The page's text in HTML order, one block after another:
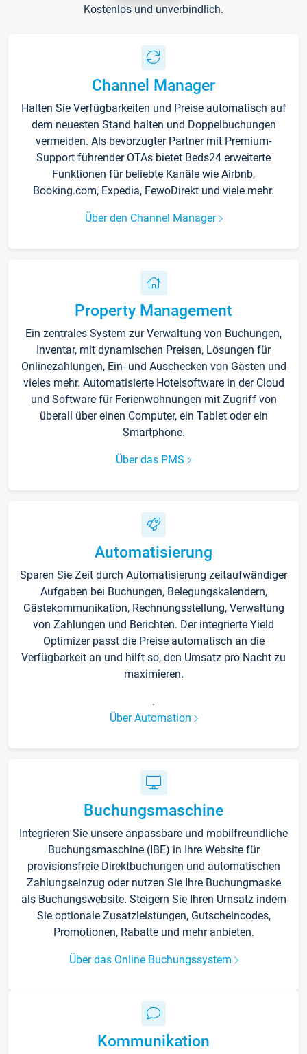
Kostenlos und unverbindlich.
Channel Manager
Halten Sie Verfügbarkeiten und Preise automatisch auf
dem neuesten Stand halten und Doppelbuchungen
vermeiden. Als bevorzugter Partner mit Premium-
Support führender OTAs bietet Beds24 erweiterte
Funktionen für beliebte Kanäle wie Airbnb,
Booking.com, Expedia, FewoDirekt und viele mehr.
Über den Channel Manager
Property Management
Ein zentrales System zur Verwaltung von Buchungen,
Inventar, mit dynamischen Preisen, Lösungen für
Onlinezahlungen, Ein- und Auschecken von Gästen und
vieles mehr. Automatisierte Hotelsoftware in der Cloud
und Software für Ferienwohnungen mit Zugriff von
überall über einen Computer, ein Tablet oder ein
Smartphone.
Über das PMS
Automatisierung
Sparen Sie Zeit durch Automatisierung zeitaufwändiger
Aufgaben bei Buchungen, Belegungskalendern,
Gästekommunikation, Rechnungsstellung, Verwaltung
von Zahlungen und Berichten. Der integrierte Yield
Optimizer passt die Preise automatisch an die
Verfügbarkeit an und hilft so, den Umsatz pro Nacht zu
maximieren.
.
Über Automation
Buchungsmaschine
Integrieren Sie unsere anpassbare und mobilfreundliche
Buchungsmaschine (IBE) in Ihre Website für
provisionsfreie Direktbuchungen und automatischen
Zahlungseinzug oder nutzen Sie Ihre Buchungmaske
als Buchungswebsite. Steigern Sie Ihren Umsatz indem
Sie optionale Zusatzleistungen, Gutscheincodes,
Promotionen, Rabatte und mehr anbieten.
Über das Online Buchungssystem
Kommunikation